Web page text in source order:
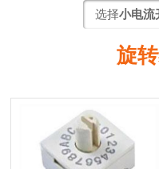
选择小电流
旋